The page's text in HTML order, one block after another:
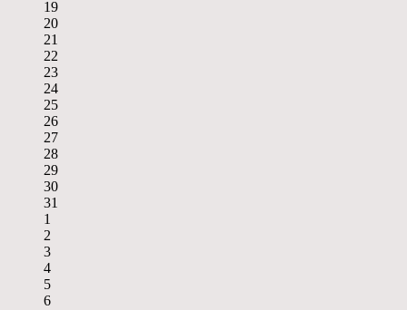
19
20
21
22
23
24
25
26
27
28
29
30
31
1
2
3
4
5
6